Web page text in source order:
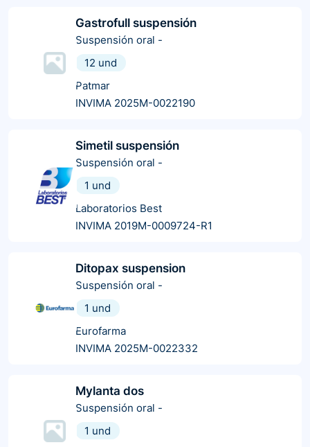
Gastrofull suspensión
Suspensión oral -
12 und
Patmar
INVIMA 2025M-0022190
Simetil suspensión
Suspensión oral -
1 und
Laboratorios Best
INVIMA 2019M-0009724-R1
Ditopax suspension
Suspensión oral -
1 und
Eurofarma
INVIMA 2025M-0022332
Mylanta dos
Suspensión oral -
1 und